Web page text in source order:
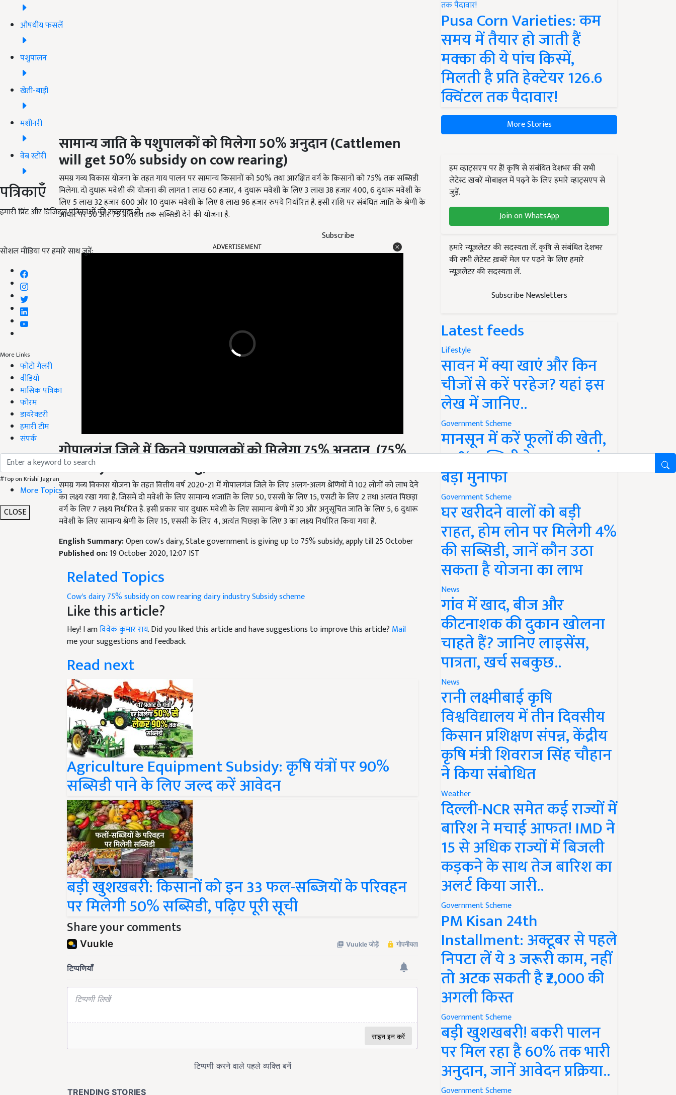
औषधीय फसलें
पशुपालन
खेती-बाड़ी
मशीनरी
वेब स्टोरी
पत्रिकाएँ
हमारी प्रिंट और डिजिटल पत्रिकाओं की सदस्यता लें
Subscribe
सोशल मीडिया पर हमारे साथ जुड़ें:
More Links
फोटो गैलरी
वीडियो
मासिक पत्रिका
फोरम
डायरेक्टरी
हमारी टीम
संपर्क
#Top on Krishi Jagran
More Topics
CLOSE
सामान्यजाति के पशुपालकोंको मिलेगा50% अनुदान(Cattlemen
will get50% subsidy on cow rearing)
समग्र गव्य विकास योजना के तहत गाय पालन पर सामान्य किसानों को 50% तथा आरक्षित वर्ग के किसानों को 75% तक सब्सिडी
मिलेगा. दो दुधारू मवेशी की योजना की लागत 1 लाख 60 हजार, 4 दुधारू मवेशी के लिए 3 लाख 38 हजार 400, 6 दुधारू मवेशी के
लिए 5 लाख 32 हजार 600 और 10 दुधारू मवेशी के लिए 8 लाख 96 हजार रुपये निर्धारित है. इसी राशि पर संबंधित जाति के श्रेणी के
आधार पर 50 और 75 प्रतिशत तक सब्सिडी देने की योजना है.
गोपालगंजजिलेमें कितने पशुपालकोंको मिलेगा75% अनुदान(75%
subsidy on cow rearing)
समग्र गव्य विकास योजना के तहत वित्तीय वर्ष 2020-21 में गोपालगंज जिले के लिए अलग-अलग श्रेणियों में 102 लोगों को लाभ देने
का लक्ष्य रखा गया है. जिसमें दो मवेशी के लिए सामान्य शजाति के लिए 50, एससी के लिए 15, एसटी के लिए 2 तथा अत्यंत पिछड़ा
वर्ग के लिए 7 लक्ष्य निर्धारित है. इसी प्रकार चार दुधारू मवेशी के लिए सामान्य श्रेणी में 30 और अनुसूचित जाति के लिए 5, 6 दुधारू
मवेशी के लिए सामान्य श्रेणी के लिए 15, एससी के लिए 4, अत्यंत पिछड़ा के लिए 3 का लक्ष्य निर्धारित किया गया है.
Open cow's dairy, State government is giving up to 75% subsidy, apply till 25 October
Published on:19 October 2020, 12:07 IST
Related Topics
Cow's dairy75% subsidy on cow rearing
Like this article?
Hey! I amविवेक कुमार राय. Did you liked this article and have suggestions to improve this article?
me your suggestions and feedback.
Read next
Agriculture Equipment Subsidy: कृषि यंत्रों पर 90%
सब्सिडी पाने के लिए जल्द करें आवेदन
बड़ी खुशखबरी: किसानों को इन 33 फल-सब्जियों के परिवहन
पर मिलेगी 50% सब्सिडी, पढ़िए पूरी सूची
Share your comments
Pusa Corn Varieties: कम
समय में तैयार हो जाती हैं
मक्का की ये पांच किस्में,
मिलती है प्रति हेक्टेयर 126.6
क्विंटल तक पैदावार!
More Stories
हम व्हाट्सएप पर हैं! कृषि से संबंधित देशभर की सभी
लेटेस्ट ख़बरें मोबाइल में पढ़ने के लिए हमारे व्हाट्सएप से
जुड़ें.
Join on WhatsApp
हमारे न्यूज़लेटर की सदस्यता लें. कृषि से संबंधित देशभर
की सभी लेटेस्ट ख़बरें मेल पर पढ़ने के लिए हमारे
न्यूज़लेटर की सदस्यता लें.
Subscribe Newsletters
Latest feeds
Lifestyle
सावन में क्या खाएं और किन
चीजों से करें परहेज? यहां इस
लेख में जानिए..
Government Scheme
मानसून में करें फूलों की खेती,
50% सब्सिडी के साथ कमाएं
बड़ा मुनाफा
Government Scheme
घर खरीदने वालों को बड़ी
राहत, होम लोन पर मिलेगी 4%
की सब्सिडी, जानें कौन उठा
सकता है योजना का लाभ
News
गांव में खाद, बीज और
कीटनाशक की दुकान खोलना
चाहते हैं? जानिए लाइसेंस,
पात्रता, खर्च सबकुछ..
News
रानी लक्ष्मीबाई कृषि
विश्वविद्यालय में तीन दिवसीय
किसान प्रशिक्षण संपन्न, केंद्रीय
कृषि मंत्री शिवराज सिंह चौहान
ने किया संबोधित
Weather
दिल्ली-NCR समेत कई राज्यों में
बारिश ने मचाई आफत! IMD ने
15 से अधिक राज्यों में बिजली
कड़कने के साथ तेज बारिश का
अलर्ट किया जारी..
Government Scheme
PM Kisan 24th
Installment: अक्टूबर से पहले
निपटा लें ये 3 जरूरी काम, नहीं
तो अटक सकती है ₹2,000 की
अगली किस्त
Government Scheme
बड़ी खुशखबरी! बकरी पालन
पर मिल रहा है 60% तक भारी
अनुदान, जानें आवेदन प्रक्रिया..
Government Scheme